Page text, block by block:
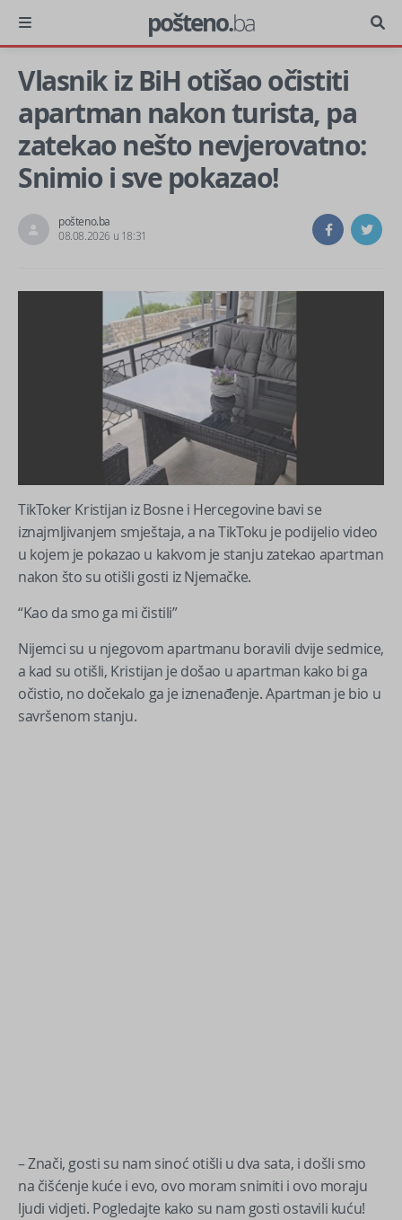
pošteno.ba
Vlasnik iz BiH otišao očistiti
apartman nakon turista, pa
zatekao nešto nevjerovatno:
Snimio i sve pokazao!
pošteno.ba
08.08.2026 u 18:31
TikToker Kristijan iz Bosne i Hercegovine bavi se
iznajmljivanjem smještaja, a na TikToku je podijelio video
u kojem je pokazao u kakvom je stanju zatekao apartman
nakon što su otišli gosti iz Njemačke.
“Kao da smo ga mi čistili”
Nijemci su u njegovom apartmanu boravili dvije sedmice,
a kad su otišli, Kristijan je došao u apartman kako bi ga
očistio, no dočekalo ga je iznenađenje. Apartman je bio u
savršenom stanju.
– Znači, gosti su nam sinoć otišli u dva sata, i došli smo
na čišćenje kuće i evo, ovo moram snimiti i ovo moraju
ljudi vidjeti. Pogledajte kako su nam gosti ostavili kuću!